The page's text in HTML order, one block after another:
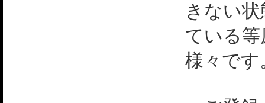
きない
ている
様々です